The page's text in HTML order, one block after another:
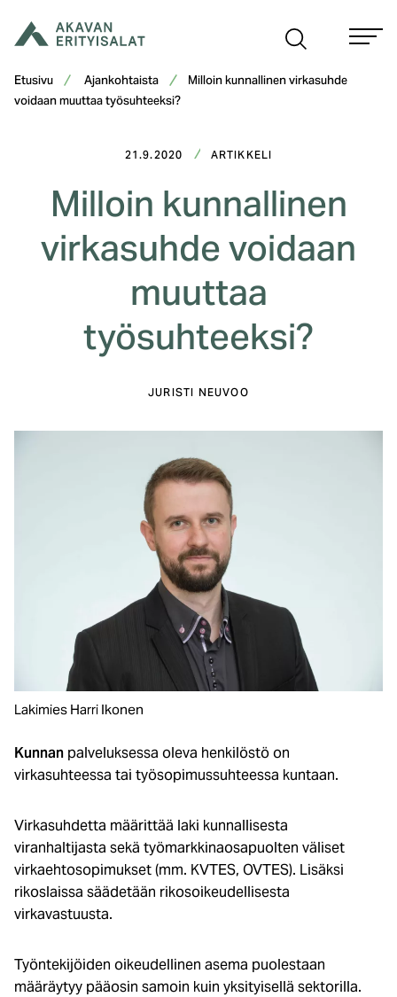
sisältöön
Etusivu Ajankohtaista
Milloin kunnallinen virkasuhde
voidaan muuttaa työsuhteeksi?
21.9.2020 ARTIKKELI
Milloin kunnallinen
virkasuhde voidaan
muuttaa
työsuhteeksi?
JURISTI NEUVOO
Lakimies Harri Ikonen
Kunnan palveluksessa oleva henkilöstö on
virkasuhteessa tai työsopimussuhteessa kuntaan.
Virkasuhdetta määrittää laki kunnallisesta
viranhaltijasta sekä työmarkkinaosapuolten väliset
virkaehtosopimukset (mm. KVTES, OVTES). Lisäksi
rikoslaissa säädetään rikosoikeudellisesta
virkavastuusta.
Työntekijöiden oikeudellinen asema puolestaan
määräytyy pääosin samoin kuin yksityisellä sektorilla.